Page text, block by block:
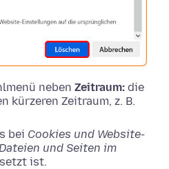
neben Zeitraum: die
kürzeren Zeitraum, z. B.
bei Cookies und Website-
und Seiten im
ist.